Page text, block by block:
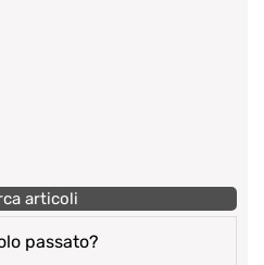
articoli
passato?